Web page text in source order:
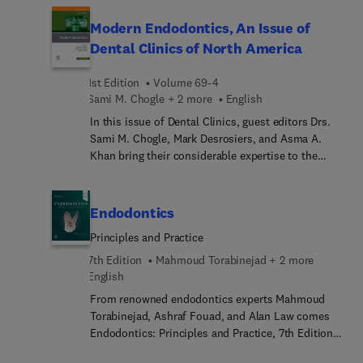
Handlungsempfehlunge... Veranschaulicht werden
die Texte durch zahlreiche Farbfotos und
Abbildungen. Das macht ihn zu einem wertvollen
zu einem idealen Prüfungsbegleiter.Da... Buch
eignet sich für:Zahnärztinnen und Zahnärzte in
Klinik und PraxisFachzahnärztin... und
Fachzahnärzte für OralchirurgieFachärz... und
Fachärzte für Mund-Kiefer-Gesichts... und -
failures of local anesthesia; practical implications
for lasers in dentistry; endodontic intracanal
medications; bruxism in clinical dentistry;
Modern Endodontics, An Issue of
Dental Clinics of North America
1st Edition
Volume 69-4
Sami M. Chogle + 2 more
English
In this issue of Dental Clinics, guest editors Drs.
Sami M. Chogle, Mark Desrosiers, and Asma A.
Khan bring their considerable expertise to the
artificial intelligence in training the endodontist,
practice management, future therapies, and more.
Endodontics
Principles and Practice
7th Edition
Mahmoud Torabinejad + 2 more
English
From renowned endodontics experts Mahmoud
Torabinejad, Ashraf Fouad, and Alan Law comes
Endodontics: Principles and Practice, 7th Edition.